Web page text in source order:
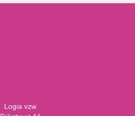
Logia vzw